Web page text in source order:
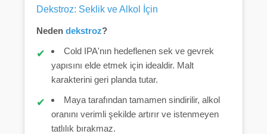
Dekstroz: Seklik ve Alkol İçin
Neden dekstroz?
Cold IPA'nın hedeflenen sek ve gevrek
yapısını elde etmek için idealdir. Malt
karakterini geri planda tutar.
Maya tarafından tamamen sindirilir, alkol
oranını verimli şekilde artırır ve istenmeyen
tatlılık bırakmaz.